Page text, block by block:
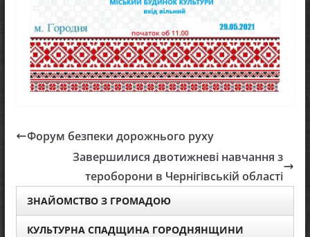
Форум безпеки дорожнього руху
Завершилися двотижневі навчання з
тероборони в Чернігівській області
ЗНАЙОМСТВО З ГРОМАДОЮ
КУЛЬТУРНА СПАДЩИНА ГОРОДНЯНЩИНИ